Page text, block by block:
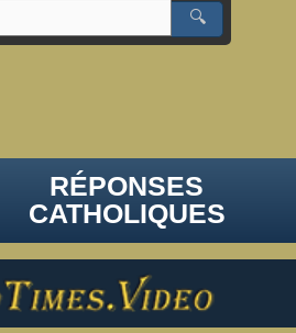
🔍
RÉPONSES
CATHOLIQUES